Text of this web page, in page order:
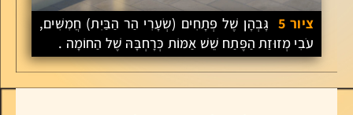
ציור 5
גָּבְהָן שֶׁל פְּתָחִים (שְׂעָרִי הַר הַבַּיִת) חֲמִשִּׁים,
עֹבִי מְזוּזַת הַפֶּתַח שֵׁשׁ אַמּוֹת כְּרָחְבָּהּ שֶׁל הַחוֹמָה .